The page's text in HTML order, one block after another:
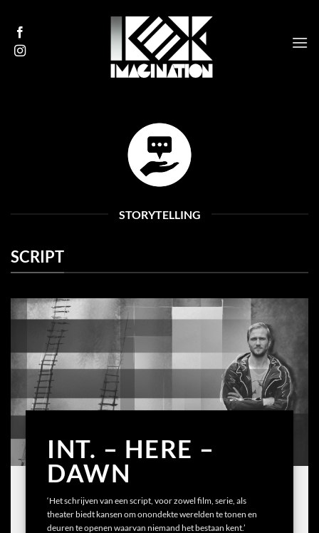
naar
inhoud
STORYTELLING
SCRIPT
INT. – HERE –
DAWN
‘Het schrijven van een script, voor zowel film, serie, als
theater biedt kansen om onondekte werelden te tonen en
deuren te openen waarvan niemand het bestaan kent.’